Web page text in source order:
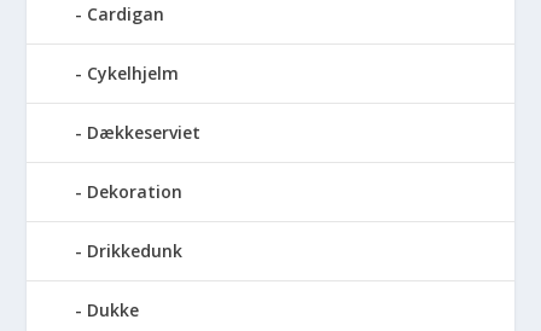
Cardigan
Cykelhjelm
Dækkeserviet
Dekoration
Drikkedunk
Dukke